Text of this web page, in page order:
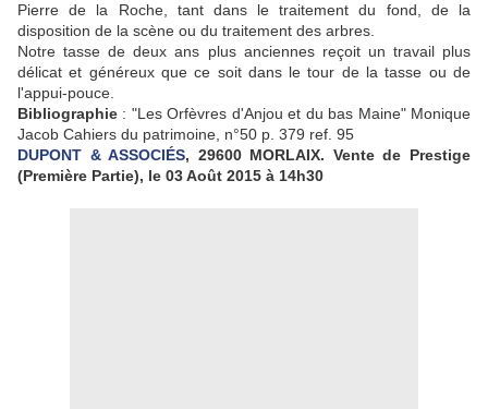
Pierre de la Roche, tant dans le traitement du fond, de la
disposition de la scène ou du traitement des arbres.
Notre tasse de deux ans plus anciennes reçoit un travail plus
délicat et généreux que ce soit dans le tour de la tasse ou de
l'appui-pouce.
Bibliographie : "Les Orfèvres d'Anjou et du bas Maine" Monique
Jacob Cahiers du patrimoine, n°50 p. 379 ref. 95
DUPONT & ASSOCIÉS, 29600 MORLAIX. Vente de Prestige
(Première Partie), le 03 Août 2015 à 14h30